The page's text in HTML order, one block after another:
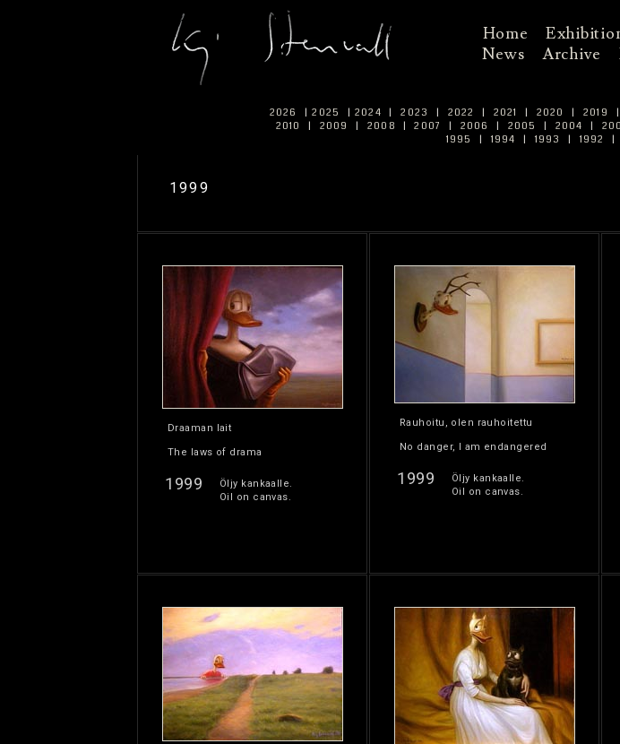
Home
News
Archive
2026 | 2025 | 2024 | 2023 | 2022 | 2021 | 2020 | 2019 |
2010
| 2009 | 2008 | 2007 | 2006 | 2005 | 2004 |
1995
| 1994 | 1993 | 1992 |
1999
Draaman lait
The laws of drama
1999
Öljy kankaalle.
Oil on canvas.
Rauhoitu, olen rauhoitettu
No danger, I am endangered
1999
Öljy kankaalle.
Oil on canvas.